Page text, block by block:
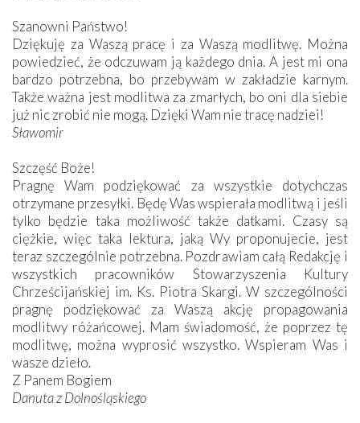
Szanowni Państwo!
Dziękuję za Waszą pracę i za Waszą modlitwę. Można
powiedzieć, że odczuwam ją każdego dnia. A jest mi ona
bardzo potrzebna, bo przebywam w zakładzie karnym.
Także ważna jest modlitwa za zmarłych, bo oni dla siebie
już nic zrobić nie mogą. Dzięki Wam nie tracę nadziei!
Sławomir
Szczęść Boże!
Pragnę Wam podziękować za wszystkie dotychczas
otrzymane przesyłki. Będę Was wspierała modlitwą i jeśli
tylko będzie taka możliwość także datkami. Czasy są
ciężkie, więc taka lektura, jaką Wy proponujecie, jest
teraz szczególnie potrzebna. Pozdrawiam całą Redakcję i
wszystkich pracowników Stowarzyszenia Kultury
Chrześcijańskiej im. Ks. Piotra Skargi. W szczególności
pragnę podziękować za Waszą akcję propagowania
modlitwy różańcowej. Mam świadomość, że poprzez tę
modlitwę, można wyprosić wszystko. Wspieram Was i
wasze dzieło.
Z Panem Bogiem
Danuta z Dolnośląskiego